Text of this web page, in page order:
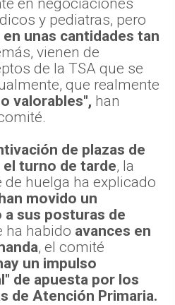
y pediatras, pero
unas cantidades tan
vienen de
de la TSA que se
que realmente
valorables", han
de plazas de
turno de tarde, la
huelga ha explicado
movido un
sus posturas de
ha habido avances en
, el comité
un impulso
de apuesta por los
de Atención Primaria.